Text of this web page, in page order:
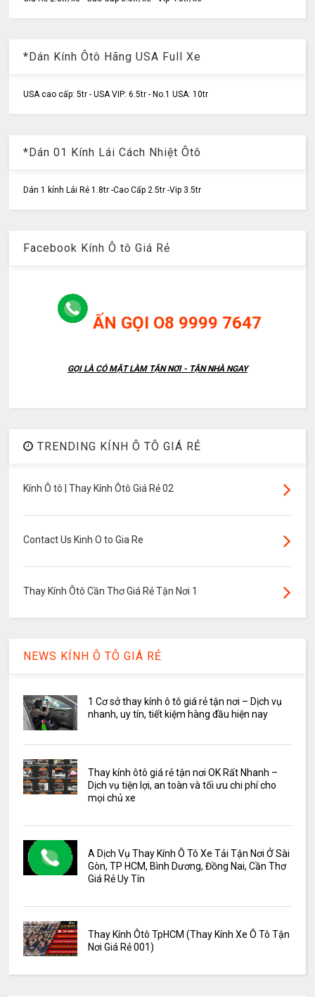
*Dán Kính Ôtô Hãng USA Full Xe
USA cao cấp: 5tr - USA VIP: 6.5tr - No.1 USA: 10tr
*Dán 01 Kính Lái Cách Nhiệt Ôtô
Dán 1 kính Lái Rẻ 1.8tr -Cao Cấp 2.5tr -Vip 3.5tr
Facebook Kính Ô tô Giá Rẻ
ẤN GỌI O8 9999 7647
GỌI LÀ CÓ MẶT LÀM TẬN NƠI - TẬN NHÀ NGAY
TRENDING KÍNH Ô TÔ GIÁ RẺ
Kính Ô tô | Thay Kính Ôtô Giá Rẻ 02
Contact Us Kinh O to Gia Re
Thay Kính Ôtô Cần Thơ Giá Rẻ Tận Nơi 1
NEWS KÍNH Ô TÔ GIÁ RẺ
1 Cơ sở thay kính ô tô giá rẻ tận nơi – Dịch vụ
nhanh, uy tín, tiết kiệm hàng đầu hiện nay
Thay kính ôtô giá rẻ tận nơi OK Rất Nhanh –
Dịch vụ tiện lợi, an toàn và tối ưu chi phí cho
mọi chủ xe
A Dịch Vụ Thay Kính Ô Tô Xe Tải Tận Nơi Ở Sài
Gòn, TP HCM, Bình Dương, Đồng Nai, Cần Thơ
Giá Rẻ Uy Tín
Thay Kính Ôtô TpHCM (Thay Kính Xe Ô Tô Tận
Nơi Giá Rẻ 001)